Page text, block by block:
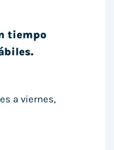
tiempo
a viernes,